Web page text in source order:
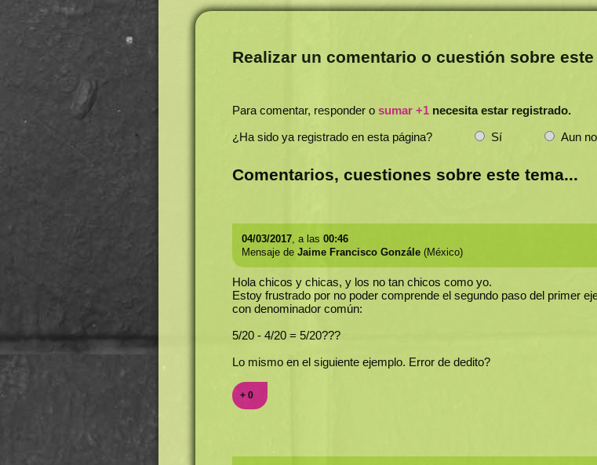
Realizar un comentario o cuestión sobre este
Para comentar, responder o sumar +1 necesita estar registrado.
¿Ha sido ya registrado en esta página?
Sí Aun no
Comentarios, cuestiones sobre este tema...
04/03/2017, a las 00:46
Mensaje de Jaime Francisco Gonzále(México)
Hola chicos y chicas, y los no tan chicos como yo.
Estoy frustrado por no poder comprende el segundo paso del primer
con denominador común:
5/20 - 4/20 = 5/20???
Lo mismo en el siguiente ejemplo. Error de dedito?
+ 0